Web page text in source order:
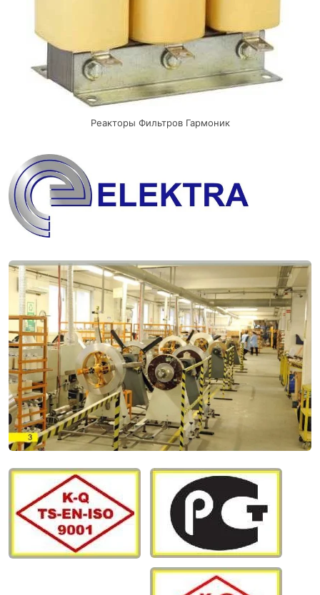
Реакторы Фильтров Гармоник